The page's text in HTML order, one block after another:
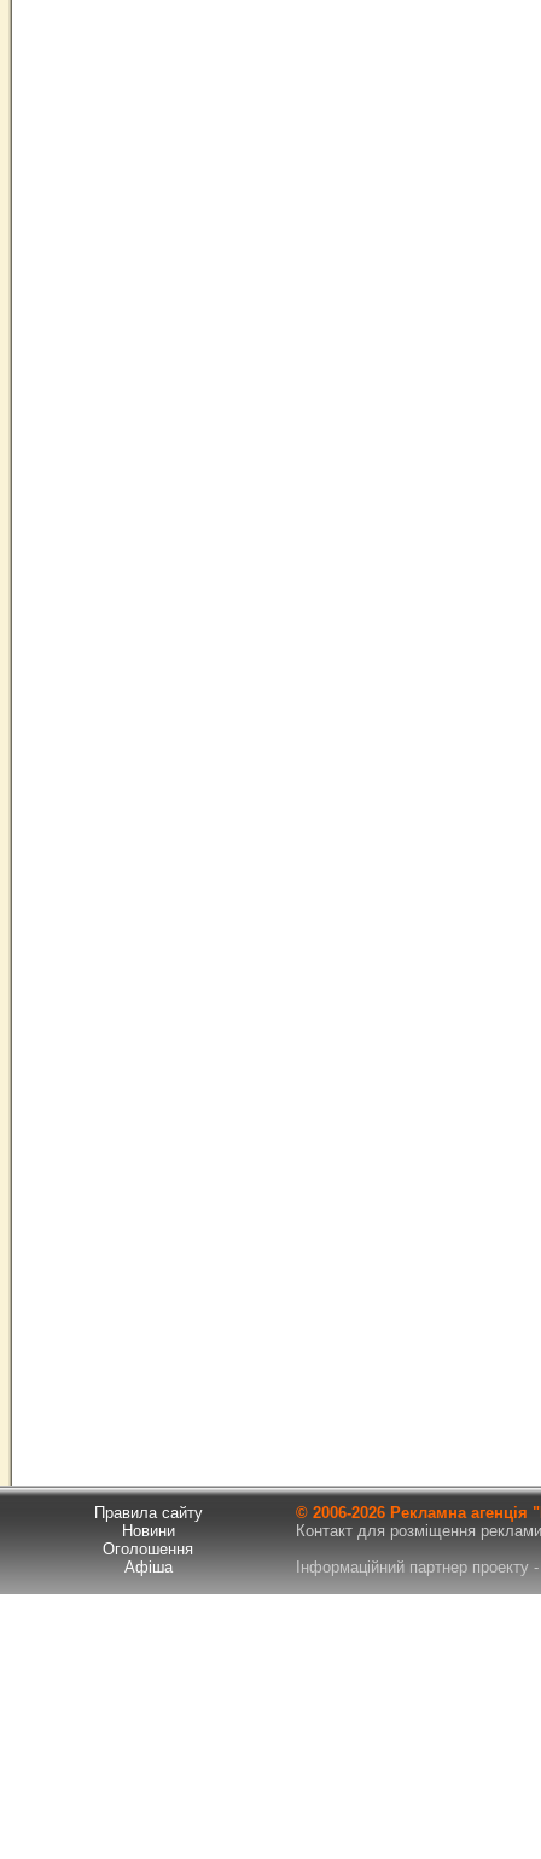
Правила сайту
Новини
Оголошення
Афіша
© 2006-2026 Рекламна
Контакт для розміщення
Інформаційний партнер проекту